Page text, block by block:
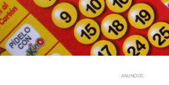
ANUNCIOS